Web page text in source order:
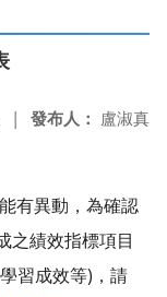
發布人： 盧淑真
|
有異動，為確認
之績效指標項目
習成效等)，請